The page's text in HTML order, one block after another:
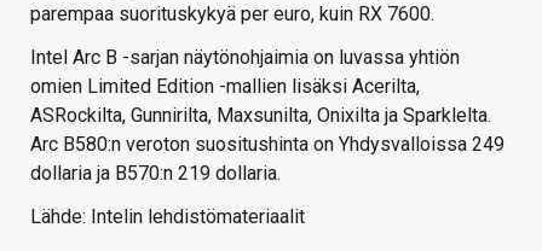
parempaa suorituskykyä per euro, kuin RX 7600.
Intel Arc B -sarjan näytönohjaimia on luvassa yhtiön
omien Limited Edition -mallien lisäksi Acerilta,
ASRockilta, Gunnirilta, Maxsunilta, Onixilta ja Sparklelta.
Arc B580:n veroton suositushinta on Yhdysvalloissa 249
dollaria ja B570:n 219 dollaria.
Lähde: Intelin lehdistömateriaalit